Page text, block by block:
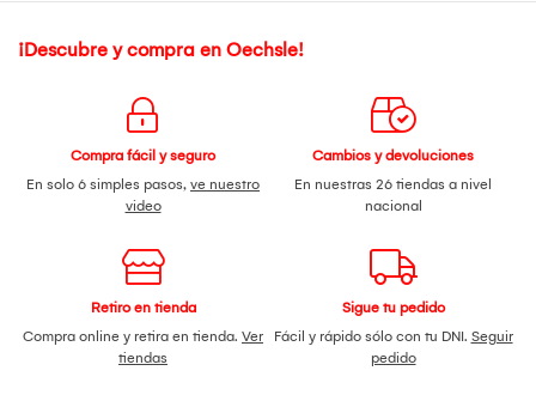
¡Descubre y compra en Oechsle!
Compra fácil y seguro
En solo 6 simples pasos, ve nuestro
video
Cambios y devoluciones
En nuestras 26 tiendas a nivel
nacional
Retiro en tienda
Compra online y retira en tienda. Ver
tiendas
Sigue tu pedido
Fácil y rápido sólo con tu DNI. Seguir
pedido